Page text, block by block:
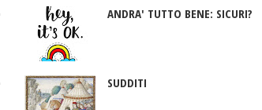
ANDRA' TUTTO BENE: SICURI?
SUDDITI